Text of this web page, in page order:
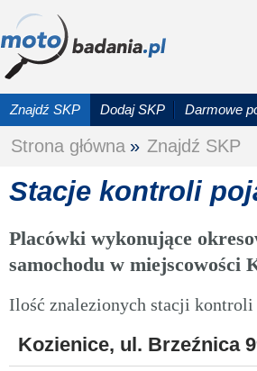
Znajdź SKP Dodaj SKP Darmowe
Strona główna » Znajdź SKP
Stacje kontroli
Placówki wykonujące
samochodu w miejscowości
Ilość znalezionych stacji kontroli
Kozienice, ul. Brzeźnica